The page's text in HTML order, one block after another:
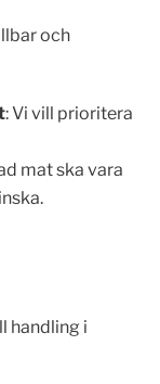
och
: Vi vill prioritera
mat ska vara
handling i